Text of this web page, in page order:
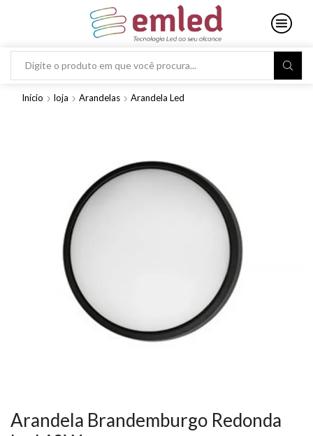
Search
Início loja Arandelas Arandela Led
Arandela Brandemburgo Redonda